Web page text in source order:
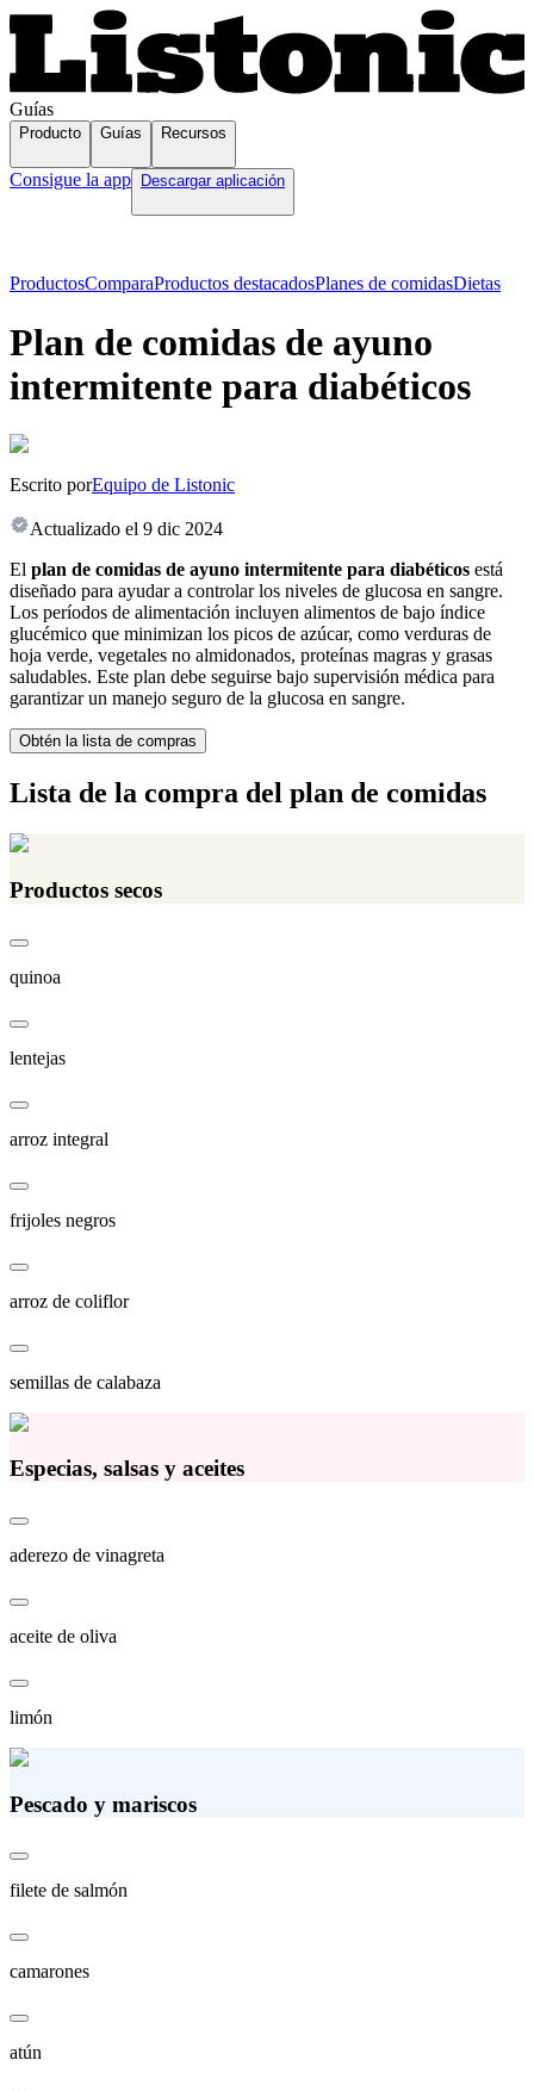
Guías
Producto Guías Recursos
Consigue la app Descargar aplicación
ProductosComparaProductos destacadosPlanes de comidasDietas
Plan de comidas de ayuno
intermitente para diabéticos
Escrito porEquipo de Listonic
Actualizado el 9 dic 2024
El plan de comidas de ayuno intermitente para diabéticos está
diseñado para ayudar a controlar los niveles de glucosa en sangre.
Los períodos de alimentación incluyen alimentos de bajo índice
glucémico que minimizan los picos de azúcar, como verduras de
hoja verde, vegetales no almidonados, proteínas magras y grasas
saludables. Este plan debe seguirse bajo supervisión médica para
garantizar un manejo seguro de la glucosa en sangre.
Obtén la lista de compras
Lista de la compra del plan de comidas
Productos secos
quinoa
lentejas
arroz integral
frijoles negros
arroz de coliflor
semillas de calabaza
Especias, salsas y aceites
aderezo de vinagreta
aceite de oliva
limón
Pescado y mariscos
filete de salmón
camarones
atún